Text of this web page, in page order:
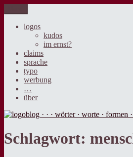
Inhalt
springen
logoblog · · · wörter · worte · formen ·
der blog über sprache, design und
logos
kudos
im ernst?
claims
sprache
typo
werbung
…
über
Schlagwort: